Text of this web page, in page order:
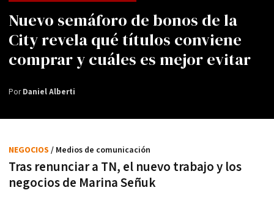
Nuevo semáforo de bonos de la
City revela qué títulos conviene
comprar y cuáles es mejor evitar
PorDaniel Alberti
Tras renunciar a TN, el nuevo trabajo y los
negocios de Marina Señuk
NEGOCIOS / Medios de comunicación